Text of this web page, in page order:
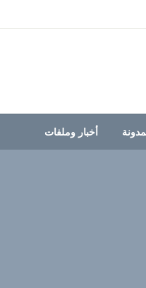
أخبار وملفات